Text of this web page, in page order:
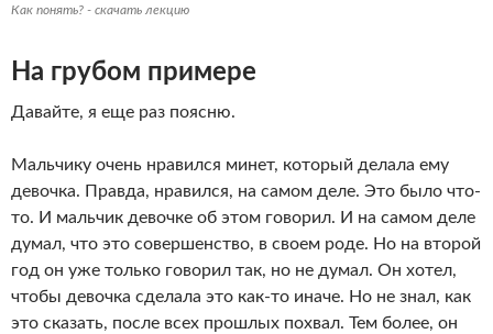
Как понять? - скачать лекцию
На грубом примере
Давайте, я еще раз поясню.
Мальчику очень нравился минет, который делала ему
девочка. Правда, нравился, на самом деле. Это было что-
то. И мальчик девочке об этом говорил. И на самом деле
думал, что это совершенство, в своем роде. Но на второй
год он уже только говорил так, но не думал. Он хотел,
чтобы девочка сделала это как-то иначе. Но не знал, как
это сказать, после всех прошлых похвал. Тем более, он